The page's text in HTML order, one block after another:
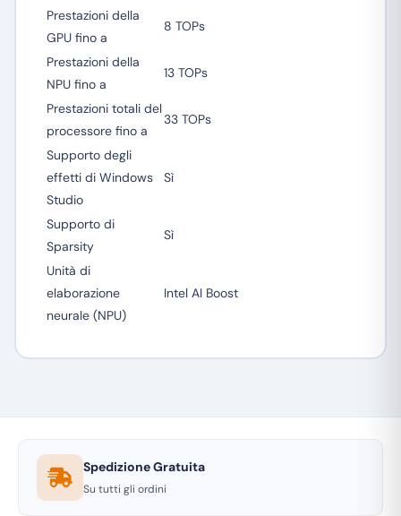
Prestazioni della
GPU fino a
8 TOPs
Prestazioni della
NPU fino a
13 TOPs
Prestazioni totali del
processore fino a
33 TOPs
Supporto degli
effetti di Windows
Studio
Sì
Supporto di
Sparsity
Sì
Unità di
elaborazione
neurale (NPU)
Intel AI Boost
Spedizione Gratuita
Su tutti gli ordini